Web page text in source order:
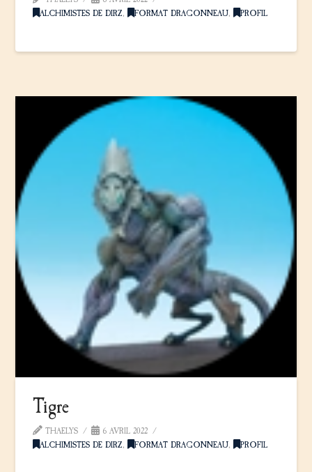
ALCHIMISTES DE DIRZ, FORMAT DRAGONNEAU, PROFIL
Tigre
THAELYS
6 AVRIL 2022
ALCHIMISTES DE DIRZ, FORMAT DRAGONNEAU, PROFIL